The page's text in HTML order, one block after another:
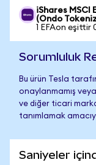
iShares MSCI
(Ondo
1 EFAon eşittir
Sorumluluk
Bu ürün Tesla
onaylanmamış
ve diğer ticari
tanımlamak
Saniyeler